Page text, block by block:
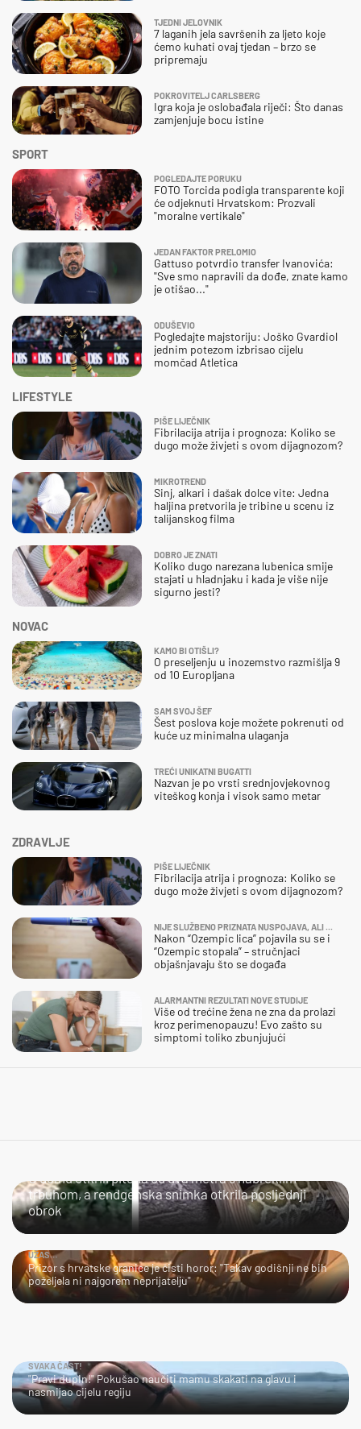
ZDRAVLJE
PIŠE LIJEČNIK
Fibrilacija atrija i prognoza: Koliko se
dugo može živjeti s ovom dijagnozom?
NIJE SLUŽBENO PRIZNATA NUSPOJAVA, ALI ...
Nakon “Ozempic lica” pojavila su se i
“Ozempic stopala” – stručnjaci
objašnjavaju što se događa
ALARMANTNI REZULTATI NOVE STUDIJE
Više od trećine žena ne zna da prolazi
kroz perimenopauzu! Evo zašto su
simptomi toliko zbunjujući
SPORT
POGLEDAJTE PORUKU
FOTO Torcida podigla transparente koji
će odjeknuti Hrvatskom: Prozvali
"moralne vertikale"
JEDAN FAKTOR PRELOMIO
Gattuso potvrdio transfer Ivanovića:
"Sve smo napravili da dođe, znate kamo
je otišao..."
ODUŠEVIO
Pogledajte majstoriju: Joško Gvardiol
jednim potezom izbrisao cijelu
momčad Atletica
TJEDNI JELOVNIK
7 laganih jela savršenih za ljeto koje
ćemo kuhati ovaj tjedan – brzo se
pripremaju
POKROVITELJ CARLSBERG
Igra koja je oslobađala riječi: Što danas
zamjenjuje bocu istine
NOVAC
KAMO BI OTIŠLI?
O preseljenju u inozemstvo razmišlja 9
od 10 Europljana
SAM SVOJ ŠEF
Šest poslova koje možete pokrenuti od
kuće uz minimalna ulaganja
TREĆI UNIKATNI BUGATTI
Nazvan je po vrsti srednjovjekovnog
viteškog konja i visok samo metar
LIFESTYLE
PIŠE LIJEČNIK
Fibrilacija atrija i prognoza: Koliko se
dugo može živjeti s ovom dijagnozom?
MIKROTREND
Sinj, alkari i dašak dolce vite: Jedna
haljina pretvorila je tribine u scenu iz
talijanskog filma
DOBRO JE ZNATI
Koliko dugo narezana lubenica smije
stajati u hladnjaku i kada je više nije
sigurno jesti?
U domu otkrili pitona od dva metra s nabreklim
trbuhom, a rendgenska snimka otkrila posljednji
obrok
UŽAS…
Prizor s hrvatske granice je čisti horor: "Takav godišnji ne bih
poželjela ni najgorem neprijatelju"
SVAKA ČAST!
"Pravi dupin!" Pokušao naučiti mamu skakati na glavu i
nasmijao cijelu regiju